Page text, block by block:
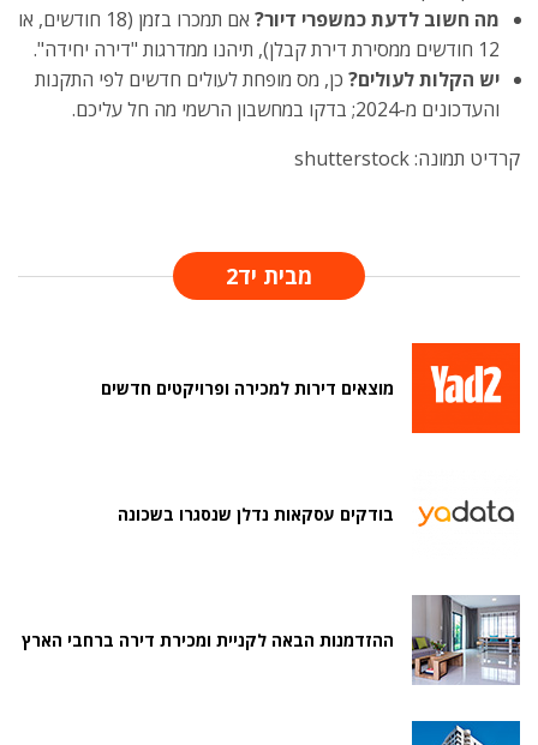
מה חשוב לדעת כמשפרי דיור?
אם תמכרו בזמן (18 חודשים, או
12 חודשים ממסירת דירת קבלן), תיהנו ממדרגות "דירה יחידה".
יש הקלות לעולים? כן, מס מופחת לעולים חדשים לפי התקנות
והעדכונים מ-2024; בדקו במחשבון הרשמי מה חל עליכם.
קרדיט תמונה: shutterstock
מבית יד2
מוצאים דירות למכירה ופרויקטים חדשים
בודקים עסקאות נדלן שנסגרו בשכונה
ההזדמנות הבאה לקניית ומכירת דירה ברחבי הארץ